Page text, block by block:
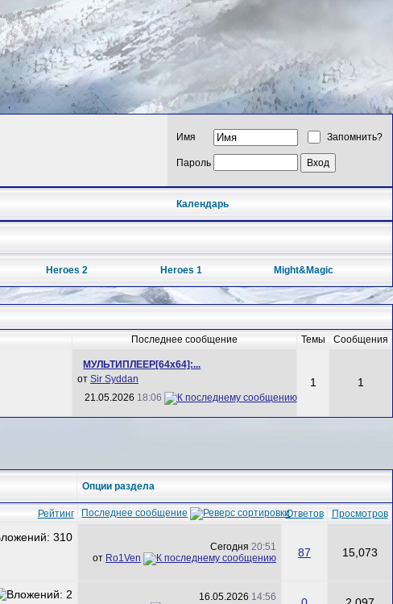
Имя Запомнить?
Пароль
Календарь
Heroes 2 Heroes 1 Might&Magic
Последнее сообщение Темы Сообщения
МУЛЬТИПЛЕЕР[64x64]:...
от Sir Syddan
21.05.2026 18:06
1 1
Опции раздела
Рейтинг Последнее сообщение Ответов Просмотров
Сегодня 20:51
от Ro1Ven 87 15,073
16.05.2026 14:56